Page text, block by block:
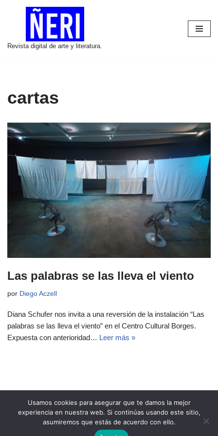
contenido
Revista digital de arte y literatura.
cartas
Las palabras se las lleva el viento
por Diego Aczell
Diana Schufer nos invita a una reversión de la instalación “Las
palabras se las lleva el viento” en el Centro Cultural Borges.
Expuesta con anterioridad… Leer más »
Copyright 2021 Revista Ñeri
Usamos cookies para asegurar que te damos la mejor
experiencia en nuestra web. Si continúas usando este sitio,
asumiremos que estás de acuerdo con ello.